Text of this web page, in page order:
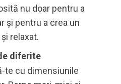
nu doar pentru a
și pentru a crea un
relaxat.
diferite
te cu dimensiunile